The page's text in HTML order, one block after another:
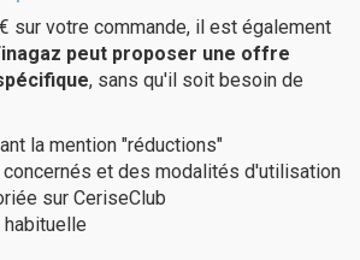
sur votre commande, il est également
peut proposer une offre
, sans qu'il soit besoin de
la mention "réductions"
et des modalités d'utilisation
sur CeriseClub